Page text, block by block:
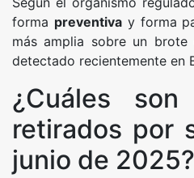
forma preventivay forma
más amplia sobre un brote
detectado recientemente en
¿Cuáles
retirados por
junio de 2025?